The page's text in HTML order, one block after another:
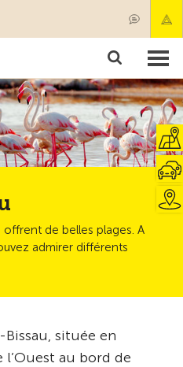
offrent de belles plages. A
admirer différents
Bissau, située en
l’Ouest au bord de